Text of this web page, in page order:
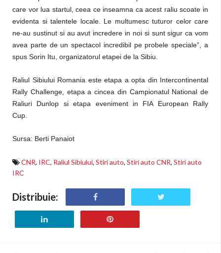
care vor lua startul, ceea ce inseamna ca acest raliu scoate in
evidenta si talentele locale. Le multumesc tuturor celor care
ne-au sustinut si au avut incredere in noi si sunt sigur ca vom
avea parte de un spectacol incredibil pe probele speciale”, a
spus Sorin Itu, organizatorul etapei de la Sibiu.
Raliul Sibiului Romania este etapa a opta din Intercontinental
Rally Challenge, etapa a cincea din Campionatul National de
Raliuri Dunlop si etapa eveniment in FIA European Rally
Cup.
Sursa: Berti Panaiot
CNR, IRC, Raliul Sibiului, Stiri auto, Stiri auto CNR, Stiri auto
IRC
Distribuie: